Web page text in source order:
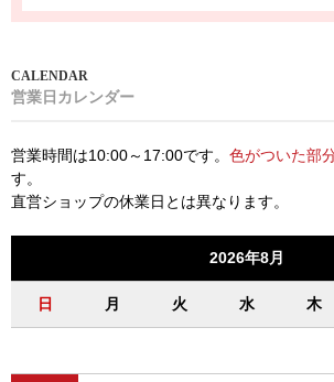
営業日カレンダー
営業時間は10:00～17:00です。 色がついた部
す。
直営ショップの休業日とは異なります。
2026年8月
日 月 火 水 木